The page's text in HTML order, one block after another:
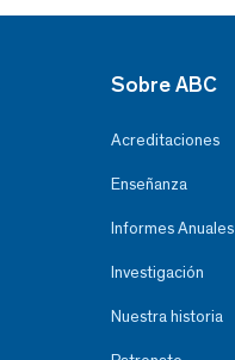
Sobre ABC
Acreditaciones
Enseñanza
Informes Anuales
Investigación
Nuestra historia